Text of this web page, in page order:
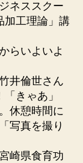
ネススクー
加工理論」講
らいよいよ
井倫世さん
きゃあ」
休憩時間に
写真を撮り
崎県食育功